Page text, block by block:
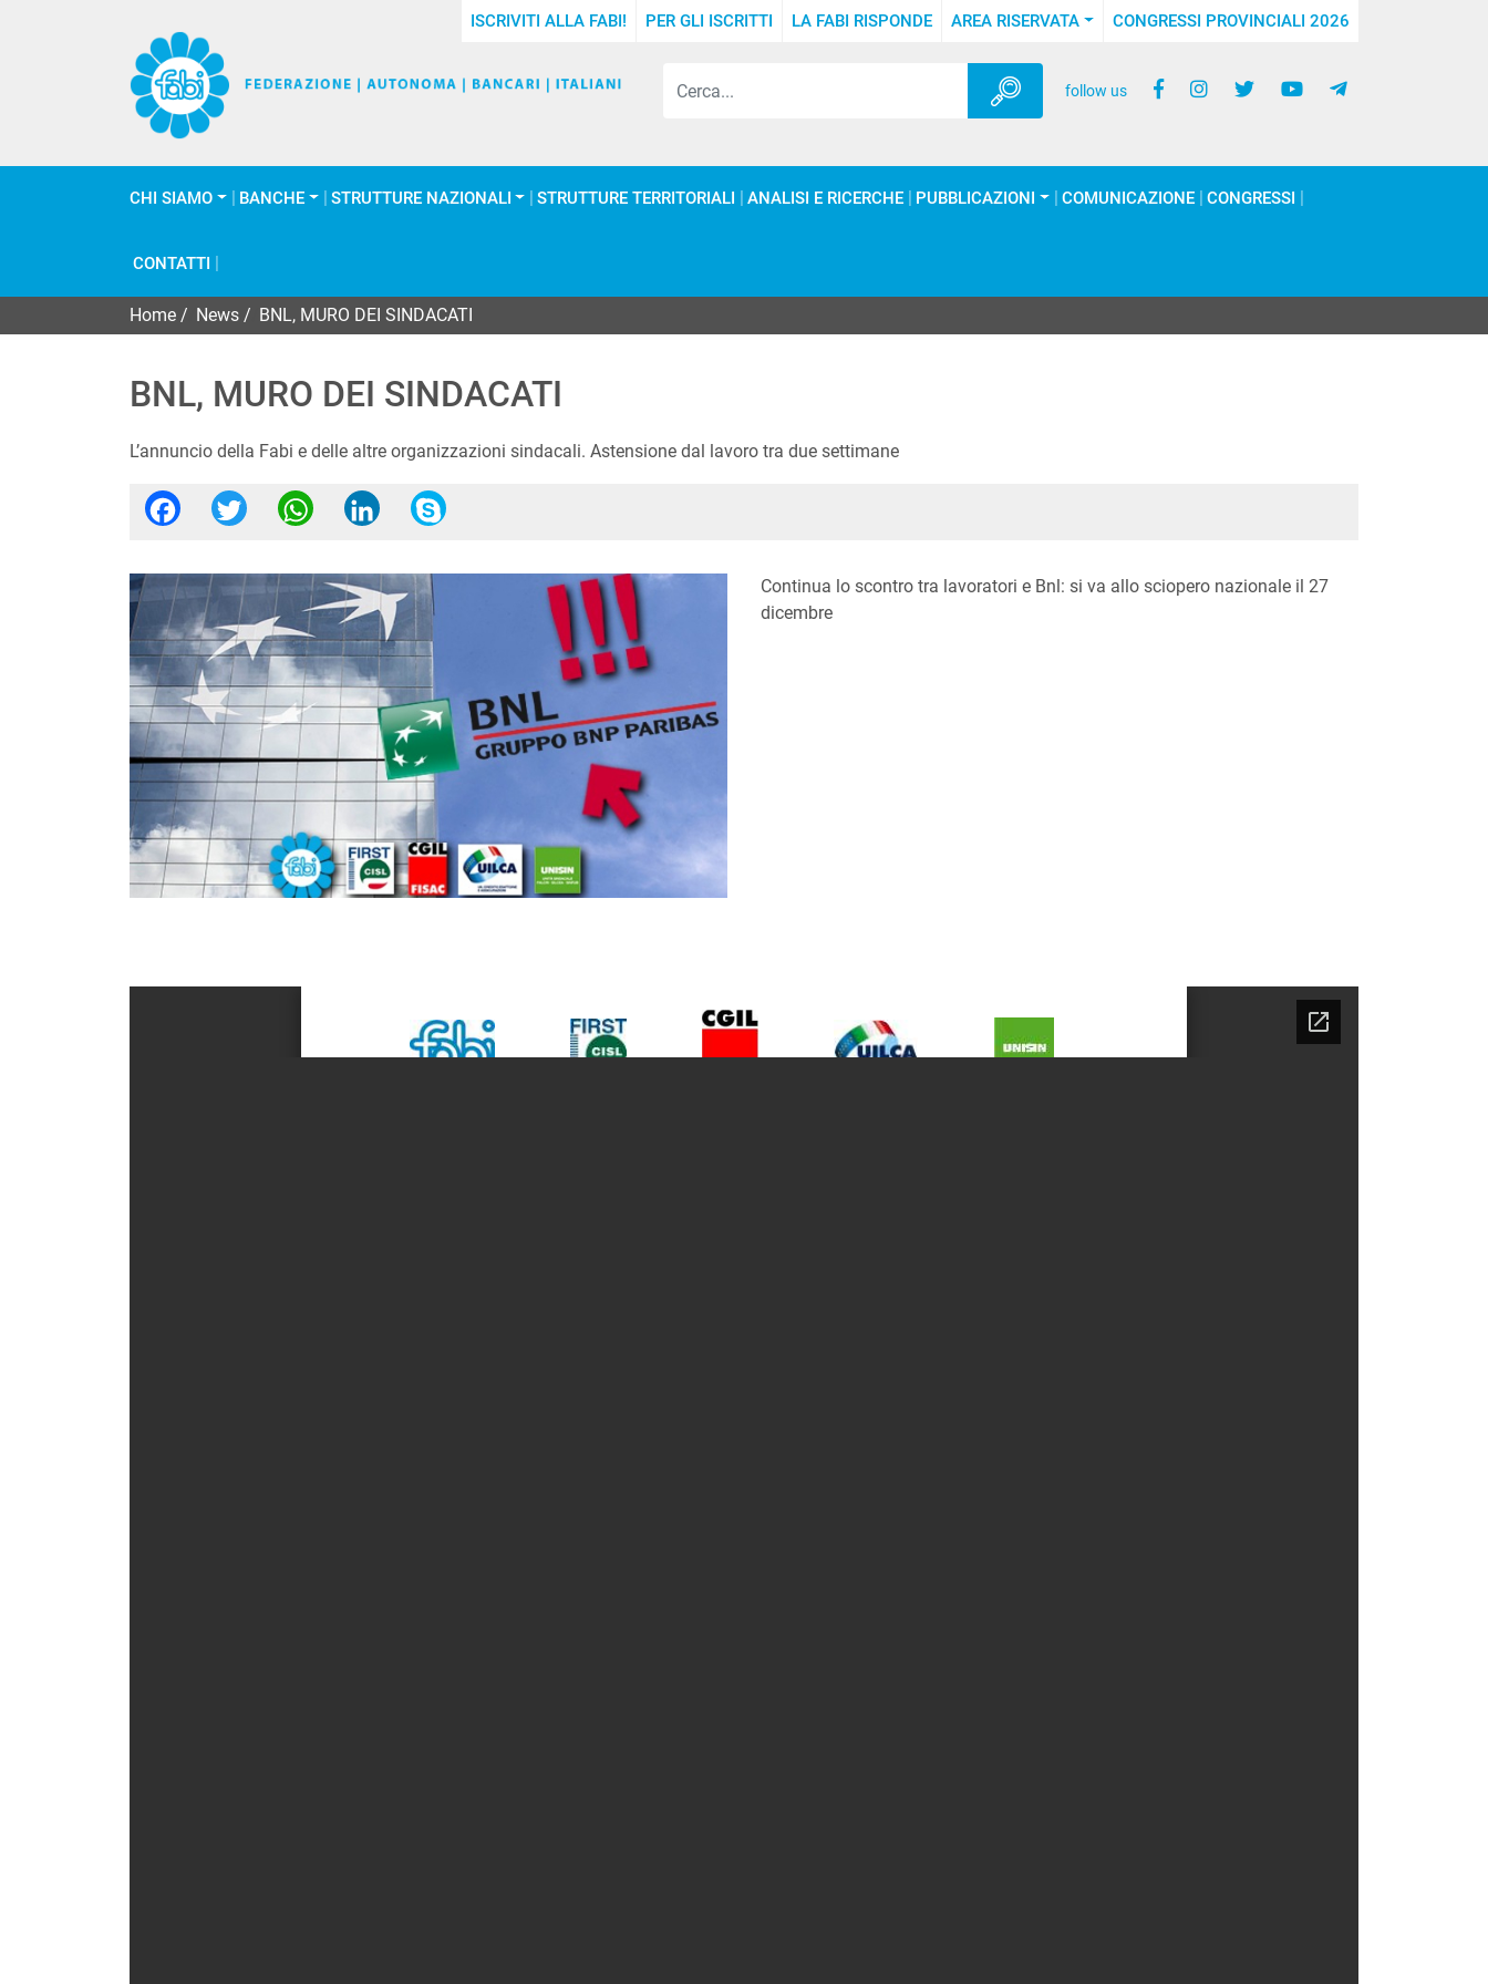
ISCRIVITI ALLA FABI! PER GLI ISCRITTI LA FABI RISPONDE AREA RISERVATA CONGRESSI PROVINCIALI 2026
follow us
CHI SIAMO BANCHE STRUTTURE NAZIONALI STRUTTURE TERRITORIALI ANALISI E RICERCHE PUBBLICAZIONI COMUNICAZIONE CONGRESSI
CONTATTI
Home News BNL, MURO DEI SINDACATI
BNL, MURO DEI SINDACATI
L’annuncio della Fabi e delle altre organizzazioni sindacali. Astensione dal lavoro tra due settimane
FacebookTwitterWhatsApp
LinkedIn
Continua lo scontro tra lavoratori e Bnl: si va allo sciopero nazionale il 27
dicembre